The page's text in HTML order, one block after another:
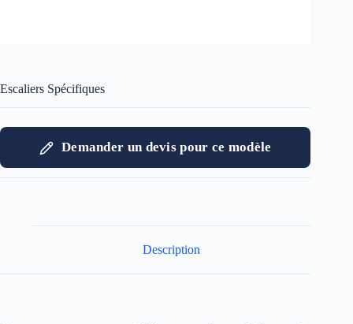
Escaliers Spécifiques
Demander un devis pour ce modèle
Description